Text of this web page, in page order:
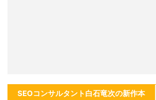
SEOコンサルタント白石竜次の新作本